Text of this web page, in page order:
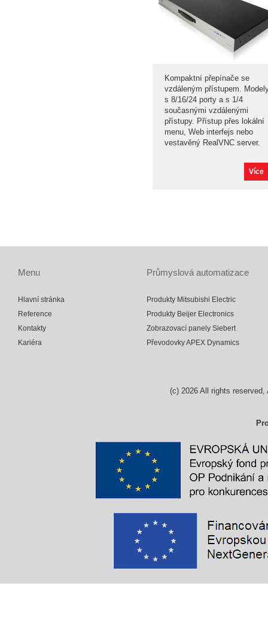
Kompaktní přepínače se
vzdáleným přístupem.
s 8/16/24 porty a s 1/4
současnými vzdálenými
přístupy. Přístup přes lokální
menu, Web interfejs nebo
vestavěný RealVNC server.
Více
Menu
Hlavní stránka
Reference
Kontakty
Kariéra
Průmyslová automatizace
Produkty Mitsubishi Electric
Produkty Beijer Electronics
Zobrazovací panely Siebert
Převodovky APEX Dynamics
(c) 2026All rights reserved,